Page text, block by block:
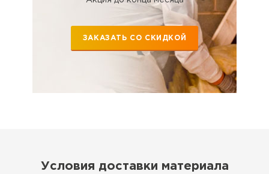
ЗАКАЗАТЬ СО СКИДКОЙ
Условия доставки материала
Утеплитель Эковер
Утеплитель Тимплэкс
Утеплитель Термит